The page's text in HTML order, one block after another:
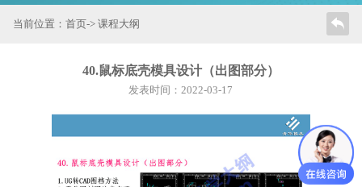
当前位置： 首页-> 课程大纲
40.鼠标底壳模具设计（出图部分）
发表时间：2022-03-17